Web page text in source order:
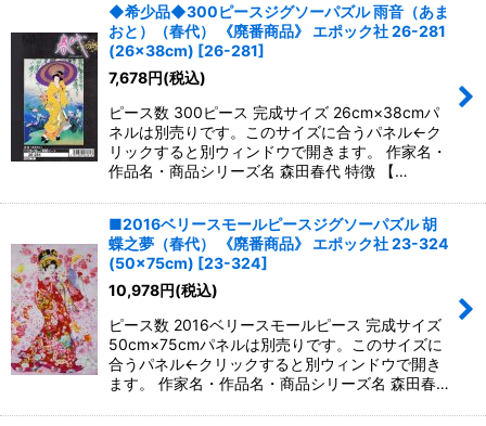
◆希少品◆300ピースジグソーパズル 雨音（あま
おと）（春代） 《廃番商品》 エポック社 26-281
(26×38cm) [26-281]
7,678円(税込)
ピース数 300ピース 完成サイズ 26cm×38cmパ
ネルは別売りです。このサイズに合うパネル←ク
リックすると別ウィンドウで開きます。 作家名・
作品名・商品シリーズ名 森田春代 特徴 【…
■2016ベリースモールピースジグソーパズル 胡
蝶之夢（春代） 《廃番商品》 エポック社 23-324
(50×75cm) [23-324]
10,978円(税込)
ピース数 2016ベリースモールピース 完成サイズ
50cm×75cmパネルは別売りです。このサイズに
合うパネル←クリックすると別ウィンドウで開き
ます。 作家名・作品名・商品シリーズ名 森田春…